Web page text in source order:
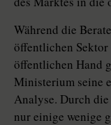
Während die
öffentlichen Sektor
öffentlichen Hand
Ministerium seine
Analyse. Durch
nur einige wenige